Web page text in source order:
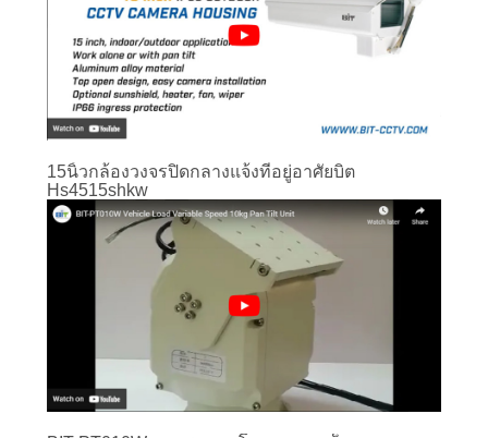
15นิ้วกล้องวงจรปิดกลางแจ้งที่อยู่อาศัยบิต
Hs4515shkw